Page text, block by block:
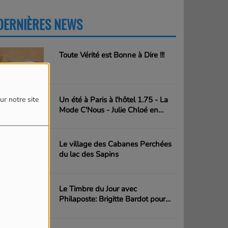
notre site
NEWS
Toute Vérité est Bonne à Dire !!!
Un été à Paris à l'hôtel 1.75 - La
Mode C'Nous - Julie Chloé en
Le village des Cabanes Perchées
du lac des Sapins
Le Timbre du Jour avec
Philaposte: Brigitte Bardot pour